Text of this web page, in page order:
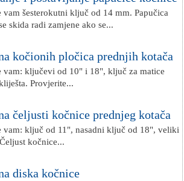
vam šesterokutni ključ od 14 mm. Papučica
skida radi zamjene ako se...
kočionih pločica prednjih kotača
vam: ključevi od 10" i 18", ključ za matice
Provjerite...
čeljusti kočnice prednjeg kotača
vam: ključ od 11", nasadni ključ od 18", veliki
kočnice...
diska kočnice